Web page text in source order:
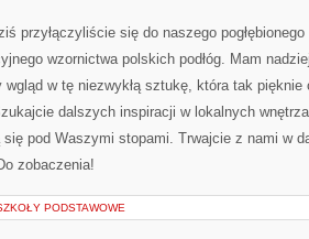
⁢przyłączyliście się do naszego
wzornictwa polskich podłóg. Mam
w tę niezwykłą ⁣sztukę, która tak pięknie
dalszych ⁣inspiracji w lokalnych
pod Waszymi stopami. ⁢Trwajcie z nami‍ w
⁢zobaczenia!
PODSTAWOWE